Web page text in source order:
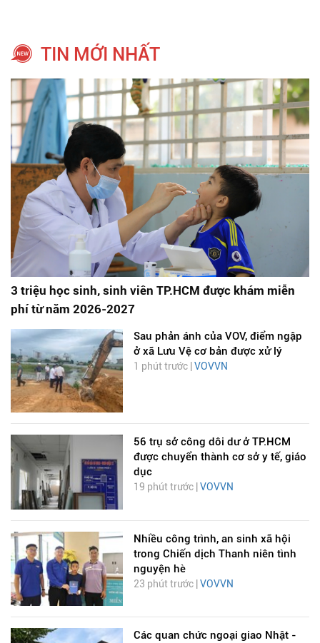
TIN MỚI NHẤT
3 triệu học sinh, sinh viên TP.HCM được khám miễn
phí từ năm 2026-2027
Sau phản ánh của VOV, điểm ngập
ở xã Lưu Vệ cơ bản được xử lý
1 phút trước | VOVVN
56 trụ sở công dôi dư ở TP.HCM
được chuyển thành cơ sở y tế, giáo
dục
19 phút trước | VOVVN
Nhiều công trình, an sinh xã hội
trong Chiến dịch Thanh niên tình
nguyện hè
23 phút trước | VOVVN
Các quan chức ngoại giao Nhật -